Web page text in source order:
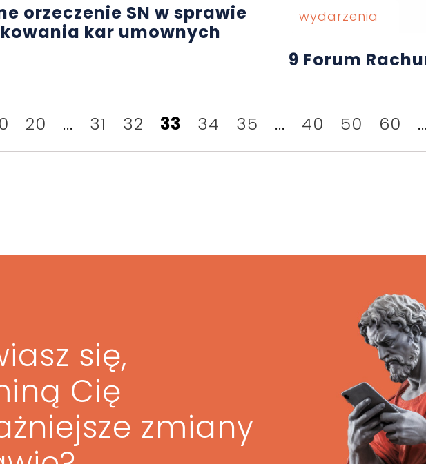
orzeczenie SN w sprawie
kar umownych
wydarzenia
9 Forum
20 ... 31 32 33 34 35 ... 40 50 60
się,
Cię
zmiany